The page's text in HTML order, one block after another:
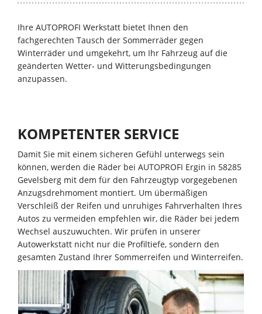
Ihre AUTOPROFI Werkstatt bietet Ihnen den
fachgerechten Tausch der Sommerräder gegen
Winterräder und umgekehrt, um Ihr Fahrzeug auf die
geänderten Wetter- und Witterungsbedingungen
anzupassen.
KOMPETENTER SERVICE
Damit Sie mit einem sicheren Gefühl unterwegs sein
können, werden die Räder bei AUTOPROFI Ergin in 58285
Gevelsberg mit dem für den Fahrzeugtyp vorgegebenen
Anzugsdrehmoment montiert. Um übermäßigen
Verschleiß der Reifen und unruhiges Fahrverhalten Ihres
Autos zu vermeiden empfehlen wir, die Räder bei jedem
Wechsel auszuwuchten. Wir prüfen in unserer
Autowerkstatt nicht nur die Profiltiefe, sondern den
gesamten Zustand Ihrer Sommerreifen und Winterreifen.